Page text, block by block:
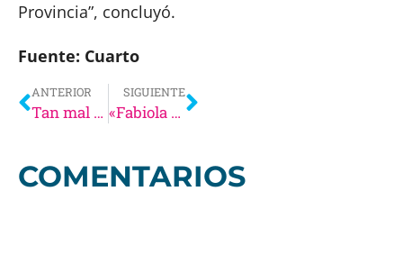
Provincia”, concluyó.
Fuente: Cuarto
ANTERIOR
Tan mal no estaban | Día del Niño: comerciantes salteños «van a estar muy conformes con vender lo mismo» que en 2023
SIGUIENTE
«Fabiola me contó que lo denunció porque la golpeó, la pateó y le pegó en la cara»
COMENTARIOS